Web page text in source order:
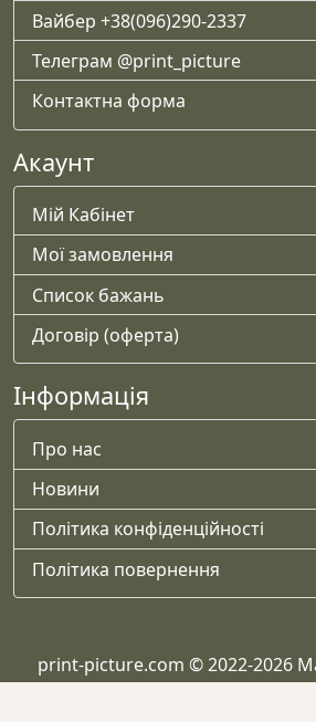
Вайбер +38(096)290-2337
Телеграм @print_picture
Контактна форма
Акаунт
Мій Кабінет
Мої замовлення
Список бажань
Договір (оферта)
Інформація
Про нас
Новини
Політика конфіденційності
Політика повернення
print-picture.com © 2022-2026